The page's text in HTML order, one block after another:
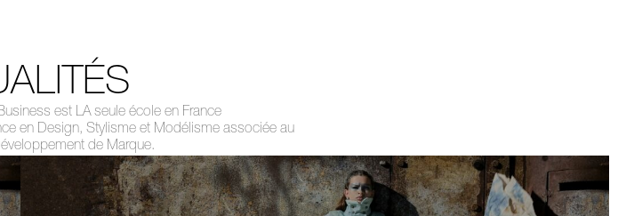
est LA seule école en France
en Design, Stylisme et Modélisme associée au
de Marque.